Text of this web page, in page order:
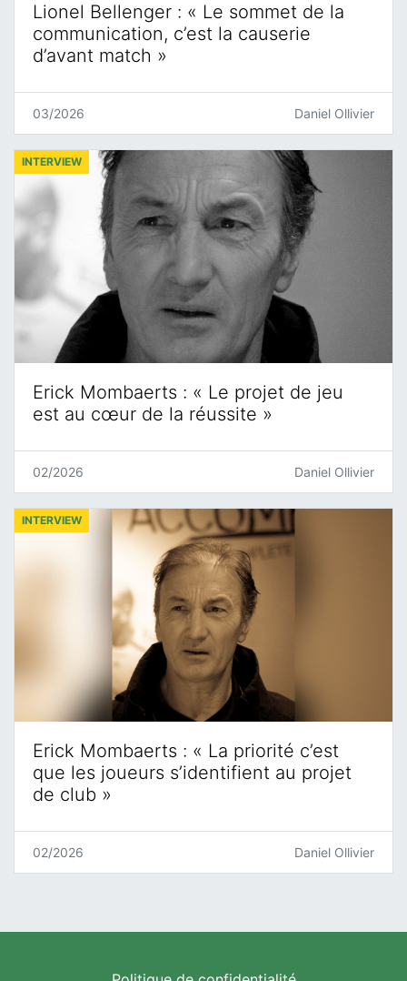
Lionel Bellenger : « Le sommet de la
communication, c’est la causerie
d’avant match »
03/2026 Daniel Ollivier
Erick Mombaerts : « Le projet de jeu
est au cœur de la réussite »
INTERVIEW
02/2026 Daniel Ollivier
Erick Mombaerts : « La priorité c’est
que les joueurs s’identifient au projet
de club »
INTERVIEW
02/2026 Daniel Ollivier